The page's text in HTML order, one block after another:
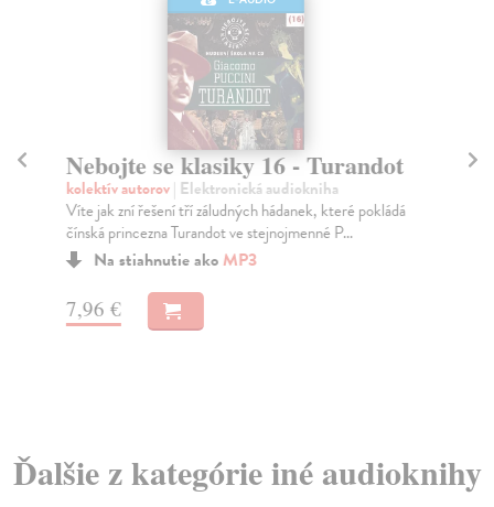
Nebojte se klasiky 16 - Turandot
kolektív autorov| Elektronická audiokniha
Víte jak zní řešení tří záludných hádanek, které pokládá
čínská princezna Turandot ve stejnojmenné P...
Na stiahnutie akoMP3
7,96 €
Ďalšie z kategórie iné audioknihy